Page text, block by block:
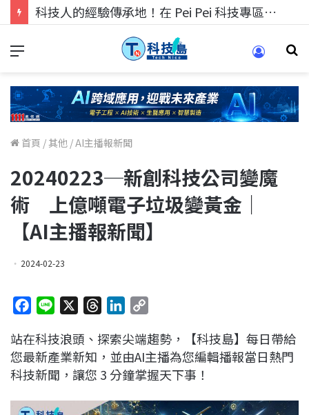
科技人找工作，就到TECH+ 科技專區!
首頁 /其他 /AI主播報新聞
20240223─新創科技公司變魔
術 上億噸電子垃圾變黃金｜
【AI主播報新聞】
2024-02-23
c
e
b
n
e
r
e
a
n
k
e
p
y
L
站在科技浪頭、探索尖端趨勢，【科技島】每日帶給
您最新產業新知，並由AI主播為您編輯播報當日熱門
科技新聞，讓您 3 分鐘掌握天下事！